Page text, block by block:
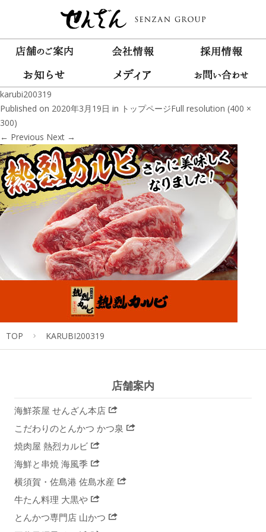
karubi200319
Published on 2020年3月19日 in トップページFull resolution (400 ×
300)
← Previous Next →
TOP KARUBI200319
店舗案内
海鮮茶屋 せんざん本店
こだわりのとんかつ かつ泉
焼肉屋 熱烈カルビ
海鮮と串焼 海風季
横須賀・佐島港 佐島水産
牛たん料理 大黒や
とんかつ専門店 山かつ